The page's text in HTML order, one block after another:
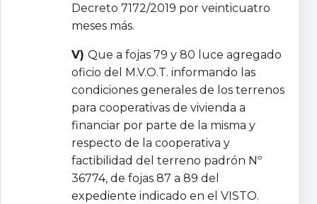
Decreto 7172/2019 por veinticuatro
meses más.
V) Que a fojas 79 y 80 luce agregado
oficio del M.V.O.T. informando las
condiciones generales de los terrenos
para cooperativas de vivienda a
financiar por parte de la misma y
respecto de la cooperativa y
factibilidad del terreno padrón Nº
36774, de fojas 87 a 89 del
expediente indicado en el VISTO.